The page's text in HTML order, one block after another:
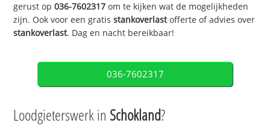
gerust op036-7602317 om te kijken wat de mogelijkheden
zijn. Ook voor een gratisstankoverlastofferte of advies over
stankoverlast. Dag en nacht bereikbaar!
036-7602317
Loodgieterswerk in Schokland?